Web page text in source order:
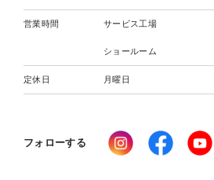
営業時間 サービス工場
ショールーム
定休日 月曜日
フォローする